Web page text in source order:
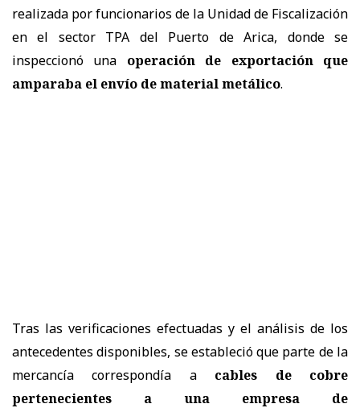
realizada por funcionarios de la Unidad de Fiscalización
en el sector TPA del Puerto de Arica, donde se
inspeccionó una operación de exportación que
amparaba el envío de material metálico.
Tras las verificaciones efectuadas y el análisis de los
antecedentes disponibles, se estableció que parte de la
mercancía correspondía a cables de cobre
pertenecientes a una empresa de